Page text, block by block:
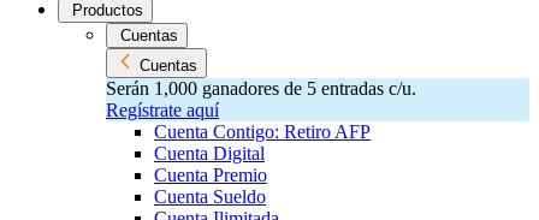
Productos
Cuentas
Cuentas
Serán 1,000 ganadores de 5 entradas c/u.
Regístrate aquí
Cuenta Contigo: Retiro AFP
Cuenta Digital
Cuenta Premio
Cuenta Sueldo